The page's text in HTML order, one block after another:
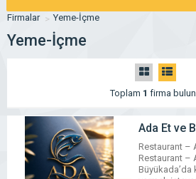
Firmalar Yeme-İçme
Yeme-İçme
Toplam 1 firma
Ada Et ve
Restaurant –
Restaurant –
Büyükada’da